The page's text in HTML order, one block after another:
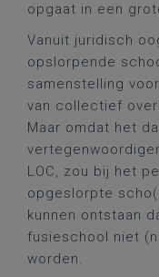
opgaat in een
Vanuit juridisch
opslorpende
samenstelling
van collectief
Maar omdat het
LOC, zou bij het
opgeslorpte
kunnen ontstaan
fusieschool niet
worden.